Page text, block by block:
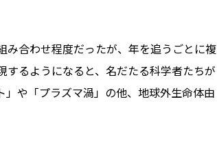
合わせ程度だったが、年を追うごとに複
るようになると、名だたる科学者たちが
や「プラズマ渦」の他、地球外生命体由